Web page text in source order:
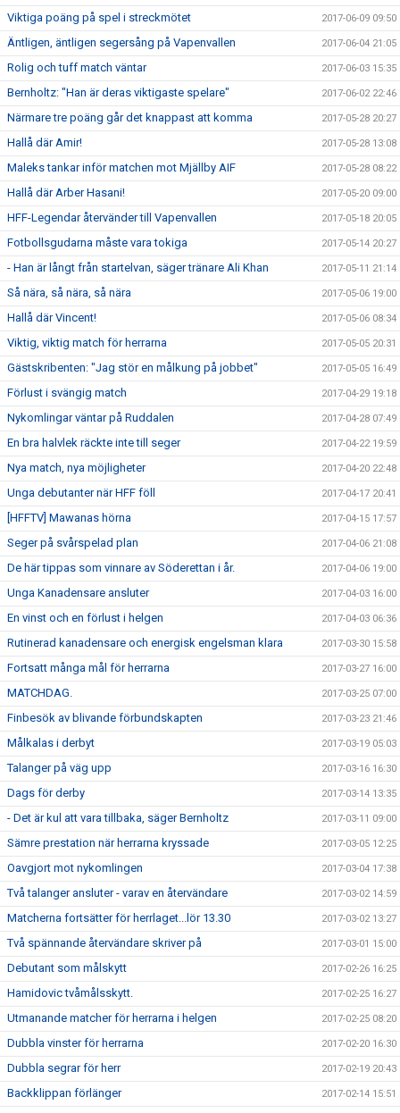
Viktiga poäng på spel i streckmötet 2017-06-09 09:50
Äntligen, äntligen segersång på Vapenvallen 2017-06-04 21:05
Rolig och tuff match väntar 2017-06-03 15:35
Bernholtz: "Han är deras viktigaste spelare" 2017-06-02 22:46
Närmare tre poäng går det knappast att komma 2017-05-28 20:27
Hallå där Amir! 2017-05-28 13:08
Maleks tankar inför matchen mot Mjällby AIF 2017-05-28 08:22
Hallå där Arber Hasani! 2017-05-20 09:00
HFF-Legendar återvänder till Vapenvallen 2017-05-18 20:05
Fotbollsgudarna måste vara tokiga 2017-05-14 20:27
- Han är långt från startelvan, säger tränare Ali Khan 2017-05-11 21:14
Så nära, så nära, så nära 2017-05-06 19:00
Hallå där Vincent! 2017-05-06 08:34
Viktig, viktig match för herrarna 2017-05-05 20:31
Gästskribenten: "Jag stör en målkung på jobbet" 2017-05-05 16:49
Förlust i svängig match 2017-04-29 19:18
Nykomlingar väntar på Ruddalen 2017-04-28 07:49
En bra halvlek räckte inte till seger 2017-04-22 19:59
Nya match, nya möjligheter 2017-04-20 22:48
Unga debutanter när HFF föll 2017-04-17 20:41
[HFFTV] Mawanas hörna 2017-04-15 17:57
Seger på svårspelad plan 2017-04-06 21:08
De här tippas som vinnare av Söderettan i år. 2017-04-06 19:00
Unga Kanadensare ansluter 2017-04-03 16:00
En vinst och en förlust i helgen 2017-04-03 06:36
Rutinerad kanadensare och energisk engelsman klara 2017-03-30 15:58
Fortsatt många mål för herrarna 2017-03-27 16:00
MATCHDAG. 2017-03-25 07:00
Finbesök av blivande förbundskapten 2017-03-23 21:46
Målkalas i derbyt 2017-03-19 05:03
Talanger på väg upp 2017-03-16 16:30
Dags för derby 2017-03-14 13:35
- Det är kul att vara tillbaka, säger Bernholtz 2017-03-11 09:00
Sämre prestation när herrarna kryssade 2017-03-05 12:25
Oavgjort mot nykomlingen 2017-03-04 17:38
Två talanger ansluter - varav en återvändare 2017-03-02 14:59
Matcherna fortsätter för herrlaget...lör 13.30 2017-03-02 13:27
Två spännande återvändare skriver på 2017-03-01 15:00
Debutant som målskytt 2017-02-26 16:25
Hamidovic tvåmålsskytt. 2017-02-25 16:27
Utmanande matcher för herrarna i helgen 2017-02-25 08:20
Dubbla vinster för herrarna 2017-02-20 16:30
Dubbla segrar för herr 2017-02-19 20:43
Backklippan förlänger 2017-02-14 15:51